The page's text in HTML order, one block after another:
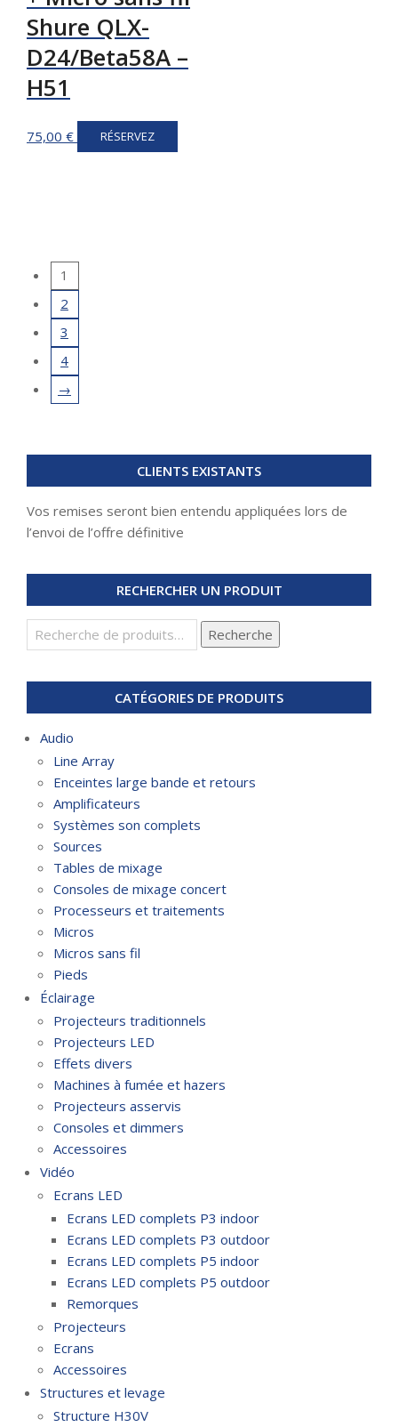
Shure QLX-
D24/Beta58A –
H51
75,00 € RÉSERVEZ
1
2
3
4
→
CLIENTS EXISTANTS
Vos remises seront bien entendu appliquées lors de
l’envoi de l’offre définitive
RECHERCHER UN PRODUIT
Recherche
pour :
Recherche
CATÉGORIES DE PRODUITS
Audio
Line Array
Enceintes large bande et retours
Amplificateurs
Systèmes son complets
Sources
Tables de mixage
Consoles de mixage concert
Processeurs et traitements
Micros
Micros sans fil
Pieds
Éclairage
Projecteurs traditionnels
Projecteurs LED
Effets divers
Machines à fumée et hazers
Projecteurs asservis
Consoles et dimmers
Accessoires
Vidéo
Ecrans LED
Ecrans LED complets P3 indoor
Ecrans LED complets P3 outdoor
Ecrans LED complets P5 indoor
Ecrans LED complets P5 outdoor
Remorques
Projecteurs
Ecrans
Accessoires
Structures et levage
Structure H30V